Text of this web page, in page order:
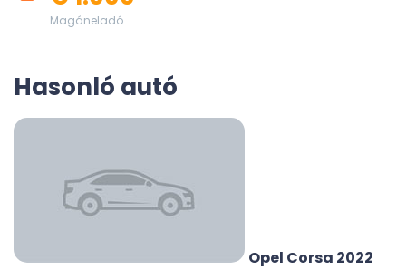
Magáneladó
Hasonló autó
Opel Corsa 2022